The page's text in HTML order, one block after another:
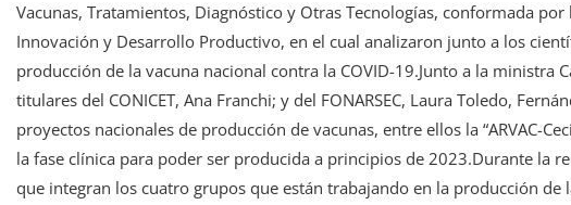
Vacunas, Tratamientos, Diagnóstico y Otras Tecnologías, conformada
Innovación y Desarrollo Productivo, en el cual analizaron junto a los
producción de la vacuna nacional contra la COVID-19.Junto a la ministra
titulares del CONICET, Ana Franchi; y del FONARSEC, Laura Toledo,
proyectos nacionales de producción de vacunas, entre ellos la “ARVAC-
la fase clínica para poder ser producida a principios de 2023.Durante la
que integran los cuatro grupos que están trabajando en la producción